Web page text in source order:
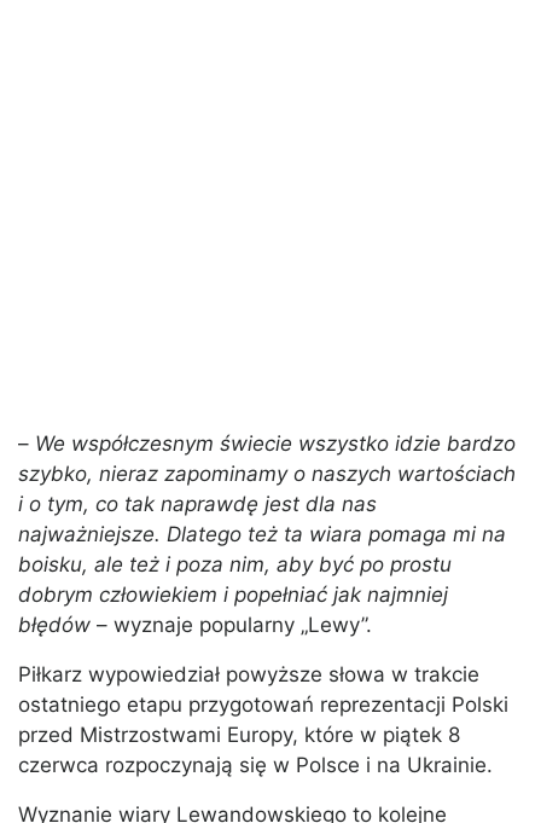
– We współczesnym świecie wszystko idzie bardzo
szybko, nieraz zapominamy o naszych wartościach
i o tym, co tak naprawdę jest dla nas
najważniejsze. Dlatego też ta wiara pomaga mi na
boisku, ale też i poza nim, aby być po prostu
dobrym człowiekiem i popełniać jak najmniej
błędów – wyznaje popularny „Lewy”.
Piłkarz wypowiedział powyższe słowa w trakcie
ostatniego etapu przygotowań reprezentacji Polski
przed Mistrzostwami Europy, które w piątek 8
czerwca rozpoczynają się w Polsce i na Ukrainie.
Wyznanie wiary Lewandowskiego to kolejne